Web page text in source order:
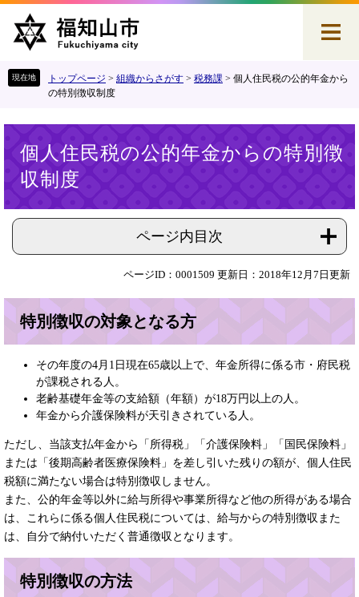
す
し
トップページ > 組織からさがす > 税務課 > 個人住民税の公的年金から
の特別徴収制度
個人住民税の公的年金からの特別徴
収制度
ページ内目次
ページID：0001509 更新日：2018年12月7日更新
特別徴収の対象となる方
その年度の4月1日現在65歳以上で、年金所得に係る市・府民税
が課税される人。
老齢基礎年金等の支給額（年額）が18万円以上の人。
年金から介護保険料が天引きされている人。
ただし、当該支払年金から「所得税」「介護保険料」「国民保険料」
または「後期高齢者医療保険料」を差し引いた残りの額が、個人住民
税額に満たない場合は特別徴収しません。
また、公的年金等以外に給与所得や事業所得など他の所得がある場合
は、これらに係る個人住民税については、給与からの特別徴収また
は、自分で納付いただく普通徴収となります。
特別徴収の方法